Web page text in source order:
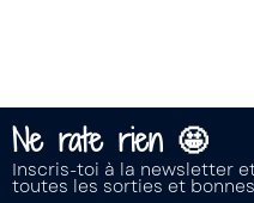
Ne rate rien 🤩
Inscris-toi à la newsletter
toutes les sorties et